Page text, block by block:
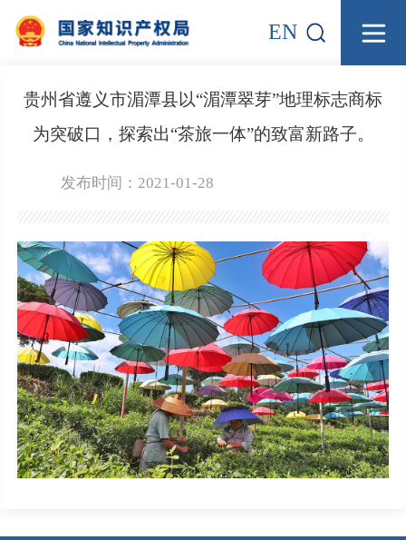
EN
贵州省遵义市湄潭县以“湄潭翠芽”地理标志商标
为突破口，探索出“茶旅一体”的致富新路子。
发布时间：2021-01-28